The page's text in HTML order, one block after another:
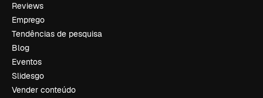
Reviews
Emprego
Tendências de pesquisa
Blog
Eventos
Slidesgo
Vender conteúdo